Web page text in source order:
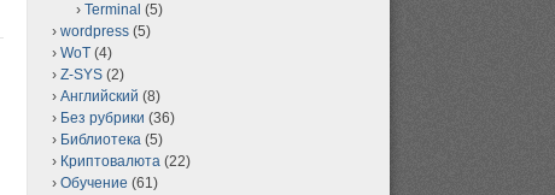
Terminal (5)
wordpress (5)
WoT (4)
Z-SYS (2)
Английский (8)
Без рубрики (36)
Библиотека (5)
Криптовалюта (22)
Обучение (61)